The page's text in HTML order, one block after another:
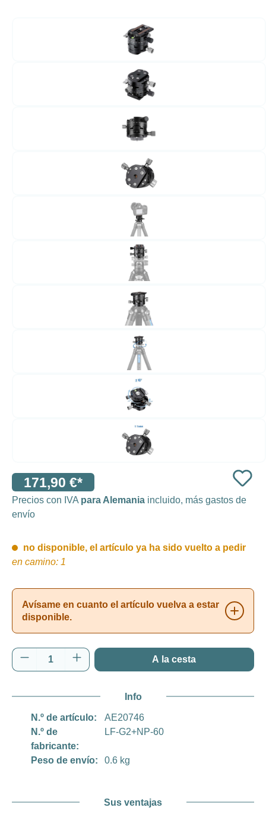
171,90 €*
Precios con IVA para Alemania incluido, más gastos de
envío
no disponible, el artículo ya ha sido vuelto a pedir
en camino: 1
Avísame en cuanto el artículo vuelva a estar
disponible.
Cantidad del producto: introduce la
A la cesta
Info
N.º de artículo:
AE20746
N.º de
fabricante:
LF-G2+NP-60
Peso de envío: 0.6 kg
Sus ventajas